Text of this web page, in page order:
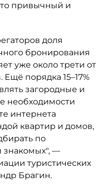
привычный и
доля
бронирования
уже около трети от
Ещё порядка 15–17%
загородные и
необходимости
интернета
квартир и домов,
по
знакомых", —
туристических
Брагин.